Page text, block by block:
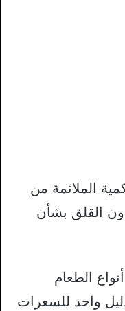
الملائمة من
القلق بشأن
الطعام
واحد للسعرات